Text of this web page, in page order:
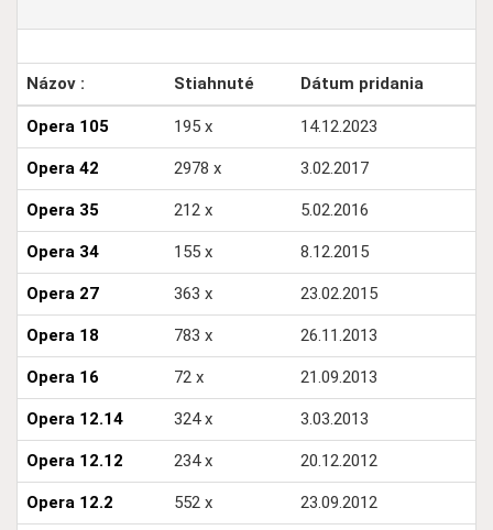
Názov : Stiahnuté Dátum pridania
Opera 105 195 x 14.12.2023
Opera 42 2978 x 3.02.2017
Opera 35 212 x 5.02.2016
Opera 34 155 x 8.12.2015
Opera 27 363 x 23.02.2015
Opera 18 783 x 26.11.2013
Opera 16 72 x 21.09.2013
Opera 12.14 324 x 3.03.2013
Opera 12.12 234 x 20.12.2012
Opera 12.2 552 x 23.09.2012